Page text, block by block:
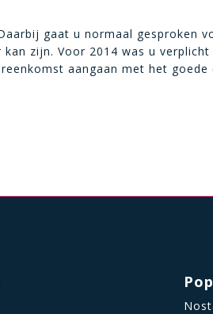
gaat u normaal gesproken
zijn. Voor 2014 was u
aangaan met het